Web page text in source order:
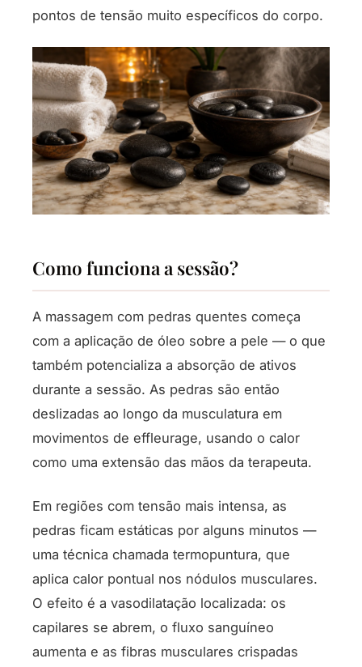
pontos de tensão muito específicos do corpo.
Como funciona a sessão?
A massagem com pedras quentes começa
com a aplicação de óleo sobre a pele — o que
também potencializa a absorção de ativos
durante a sessão. As pedras são então
deslizadas ao longo da musculatura em
movimentos de effleurage, usando o calor
como uma extensão das mãos da terapeuta.
Em regiões com tensão mais intensa, as
pedras ficam estáticas por alguns minutos —
uma técnica chamada termopuntura, que
aplica calor pontual nos nódulos musculares.
O efeito é a vasodilatação localizada: os
capilares se abrem, o fluxo sanguíneo
aumenta e as fibras musculares crispadas